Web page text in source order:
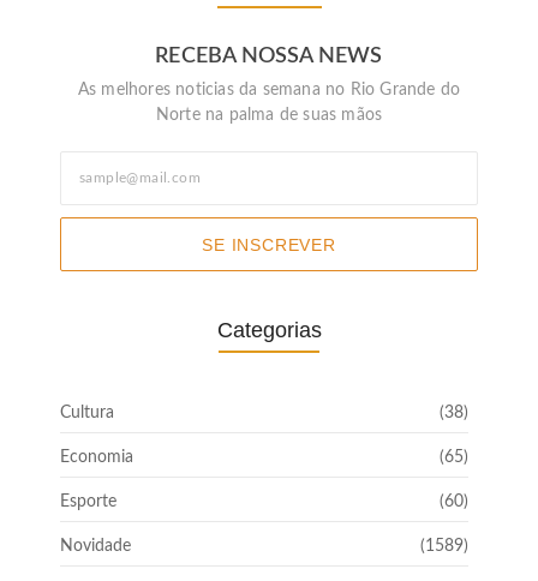
RECEBA NOSSA NEWS
As melhores noticias da semana no Rio Grande do
Norte na palma de suas mãos
SE INSCREVER
Categorias
Cultura (38)
Economia (65)
Esporte (60)
Novidade (1589)